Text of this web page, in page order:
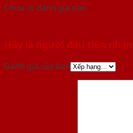
Chưa có đánh giá nào.
Hãy là người đầu tiên nhận
Đánh giá của bạn